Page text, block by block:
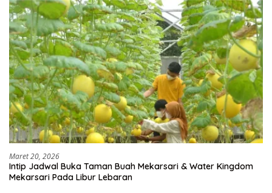
Maret 20, 2026
Intip Jadwal Buka Taman Buah Mekarsari & Water Kingdom
Mekarsari Pada Libur Lebaran